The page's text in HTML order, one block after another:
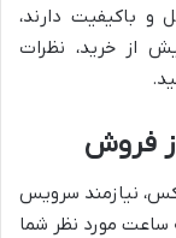
باکیفیت دارند،
از خرید، نظرات
فروش
نیازمند سرویس
مورد نظر شما